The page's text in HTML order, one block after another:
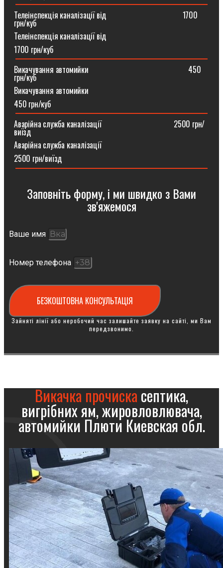
Телеінспекція каналізації від⠀⠀⠀⠀⠀⠀⠀⠀⠀⠀⠀⠀⠀1700
грн/куб
Телеінспекція каналізації від
1700 грн/куб
Викачування автомийки⠀⠀⠀⠀⠀⠀⠀⠀⠀⠀⠀⠀⠀⠀⠀⠀⠀450
грн/куб
Викачування автомийки
450 грн/куб
Аварійна служба каналізації ⠀⠀⠀⠀⠀⠀⠀⠀⠀⠀⠀⠀2500 грн/
виїзд
Аварійна служба каналізації
2500 грн/виїзд
Заповніть форму, і ми швидко з Вами
зв'яжемося
Ваше имя
Номер телефона
БЕЗКОШТОВНА КОНСУЛЬТАЦІЯ
Зайняті лінії або неробочий час залишайте заявку на сайті, ми Вам
передзвонимо.
Викачка прочискасептика,
вигрібних ям, жировловлювача,
автомийки Плюти Киевская обл.